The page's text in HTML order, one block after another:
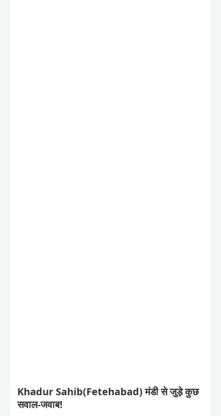
Khadur Sahib(Fetehabad) मंडी से जुड़े कुछ
सवाल-जवाब!